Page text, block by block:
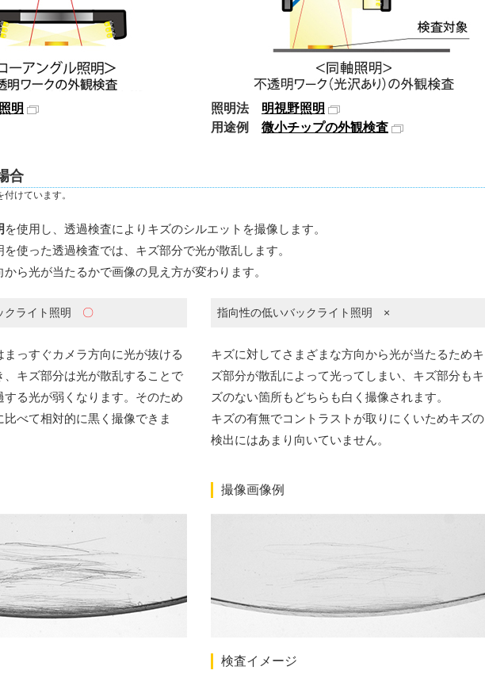
明 照明法 明視野照明
用途例 微小チップの外観検査
合
けています。
を使用し、透過検査によりキズのシルエットを撮像します。
使った透過検査では、キズ部分で光が散乱します。
ら光が当たるかで画像の見え方が変わります。
クライト照明 〇
まっすぐカメラ方向に光が抜ける
、キズ部分は光が散乱することで
する光が弱くなります。そのため
比べて相対的に黒く撮像できま
指向性の低いバックライト照明 ×
キズに対してさまざまな方向から光が当たるためキ
ズ部分が散乱によって光ってしまい、キズ部分もキ
ズのない箇所もどちらも白く撮像されます。
キズの有無でコントラストが取りにくいためキズの
検出にはあまり向いていません。
撮像画像例
検査イメージ